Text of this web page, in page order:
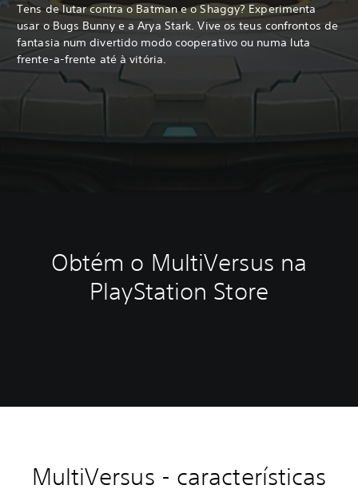
Tens de lutar contra o Batman e o Shaggy? Experimenta
usar o Bugs Bunny e a Arya Stark. Vive os teus confrontos de
fantasia num divertido modo cooperativo ou numa luta
frente-a-frente até à vitória.
Obtém o MultiVersus na
PlayStation Store
MultiVersus - características